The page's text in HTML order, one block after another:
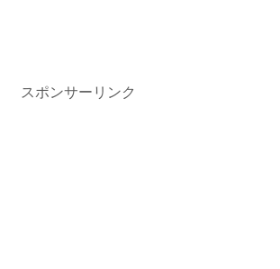
スポンサーリンク